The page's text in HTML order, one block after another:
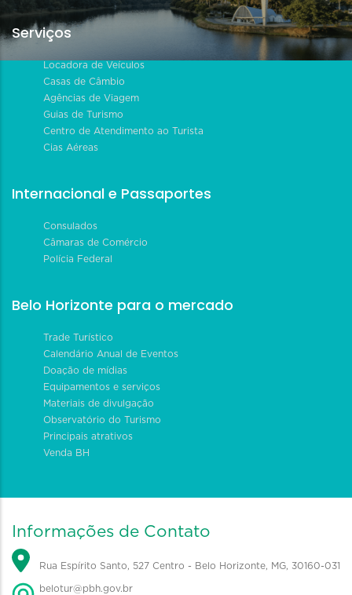
Serviços
Locadora de Veículos
Casas de Câmbio
Agências de Viagem
Guias de Turismo
Centro de Atendimento ao Turista
Cias Aéreas
Internacional e Passaportes
Consulados
Câmaras de Comércio
Polícia Federal
Belo Horizonte para o mercado
Trade Turístico
Calendário Anual de Eventos
Doação de mídias
Equipamentos e serviços
Materiais de divulgação
Observatório do Turismo
Principais atrativos
Venda BH
Informações de Contato
Rua Espírito Santo, 527 Centro - Belo Horizonte, MG, 30160-031
belotur@pbh.gov.br